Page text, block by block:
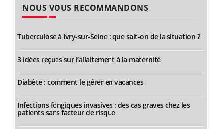
NOUS VOUS RECOMMANDONS
Tuberculose à Ivry-sur-Seine : que sait-on de la situation ?
3 idées reçues sur l’allaitement à la maternité
Diabète : comment le gérer en vacances
Infections fongiques invasives : des cas graves chez les
patients sans facteur de risque